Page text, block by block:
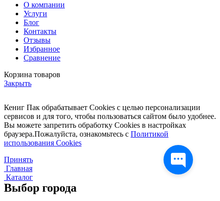
О компании
Услуги
Блог
Контакты
Отзывы
Избранное
Сравнение
Корзина товаров
Закрыть
Кениг Пак обрабатывает Cookies с целью персонализации
сервисов и для того, чтобы пользоваться сайтом было удобнее.
Вы можете запретить обработку Cookies в настройках
браузера.Пожалуйста, ознакомьтесь с Политикой
использования Cookies
Принять
Главная
Каталог
Выбор города